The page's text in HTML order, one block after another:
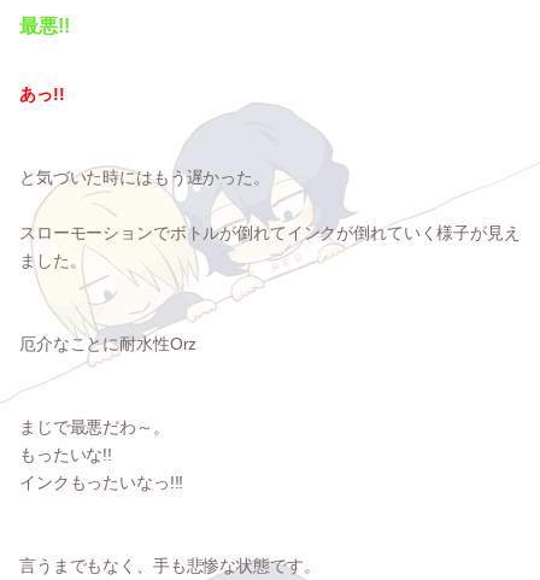
最悪!!
あっ!!
と気づいた時にはもう遅かった。
スローモーションでボトルが倒れてインクが倒れていく様子が見え
ました。
厄介なことに耐水性Orz
まじで最悪だわ～。
もったいな!!
インクもったいなっ!!!
言うまでもなく、手も悲惨な状態です。